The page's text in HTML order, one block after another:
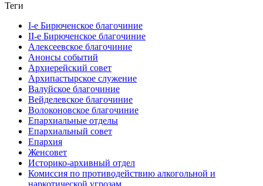
Теги
I-е Бирюченское благочиние
II-е Бирюченское благочиние
Алексеевское благочиние
Анонсы событий
Архиерейский совет
Архипастырское служение
Валуйское благочиние
Вейделевское благочиние
Волоконовское благочиние
Епархиальные отделы
Епархиальный совет
Епархия
Женсовет
Историко-архивный отдел
Комиссия по противодействию алкогольной и
наркотической угрозам